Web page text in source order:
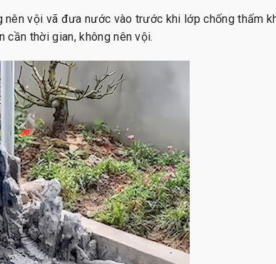
vội vã đưa nước vào trước khi lớp chống thấm
thời gian, không nên vội.